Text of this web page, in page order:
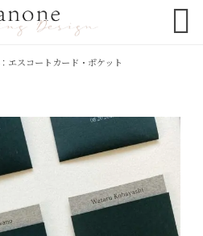

：エスコートカード・ポケット